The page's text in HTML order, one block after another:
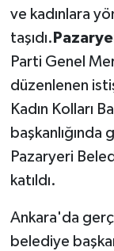
ve kadınlara
taşıdı.
Parti Genel
düzenlenen
Kadın Kolları
Pazaryeri
katıldı.
Ankara'da
belediye